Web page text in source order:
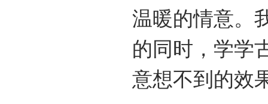
温暖的情意。
的同时，学学
意想不到的效